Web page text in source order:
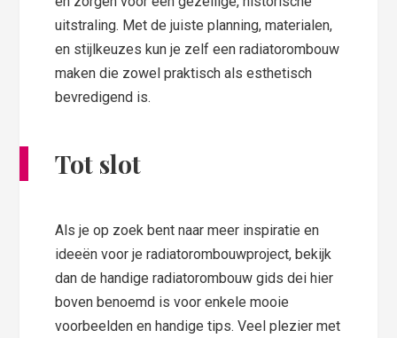
uitstraling. Met de juiste planning, materialen,
en stijlkeuzes kun je zelf een radiatorombouw
maken die zowel praktisch als esthetisch
bevredigend is.
Tot slot
Als je op zoek bent naar meer inspiratie en
ideeën voor je radiatorombouwproject, bekijk
dan de handige radiatorombouw gids dei hier
boven benoemd is voor enkele mooie
voorbeelden en handige tips. Veel plezier met